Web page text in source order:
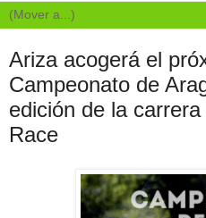
Ariza acogerá el
Campeonato de
edición de la
Race